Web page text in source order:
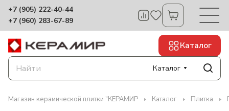
+7 (905) 222-40-44
+7 (960) 283-67-89
Каталог
Каталог
Магазин керамической плитки "КЕРАМИР Каталог Плитка